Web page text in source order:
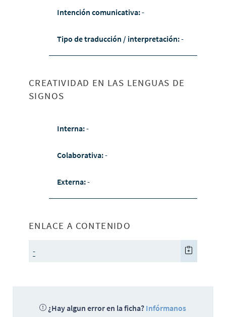
Intención comunicativa:-
Tipo de traducción / interpretación:-
CREATIVIDAD EN LAS LENGUAS DE
SIGNOS
Interna:-
Colaborativa:-
Externa:-
ENLACE A CONTENIDO
-
¿Hay algun error en la ficha? Infórmanos